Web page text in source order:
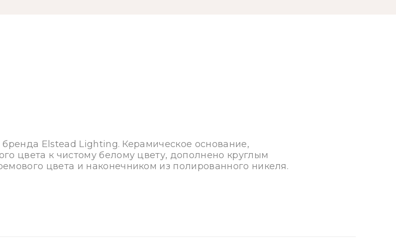
Elstead Lighting. Керамическое основание,
цвета к чистому белому цвету, дополнено круглым
цвета и наконечником из полированного никеля.